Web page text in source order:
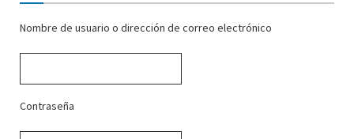
Nombre de usuario o dirección de correo electrónico
Contraseña